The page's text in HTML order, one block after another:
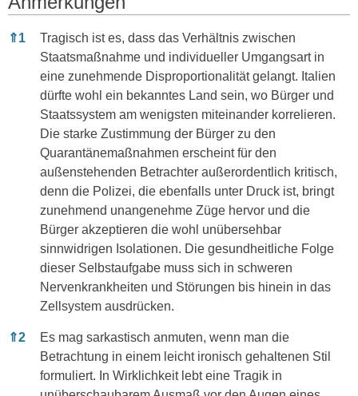
Anmerkungen
⇑1
Tragisch ist es, dass das Verhältnis zwischen
Staatsmaßnahme und individueller Umgangsart in
eine zunehmende Disproportionalität gelangt. Italien
dürfte wohl ein bekanntes Land sein, wo Bürger und
Staatssystem am wenigsten miteinander korrelieren.
Die starke Zustimmung der Bürger zu den
Quarantänemaßnahmen erscheint für den
außenstehenden Betrachter außerordentlich kritisch,
denn die Polizei, die ebenfalls unter Druck ist, bringt
zunehmend unangenehme Züge hervor und die
Bürger akzeptieren die wohl unübersehbar
sinnwidrigen Isolationen. Die gesundheitliche Folge
dieser Selbstaufgabe muss sich in schweren
Nervenkrankheiten und Störungen bis hinein in das
Zellsystem ausdrücken.
⇑2
Es mag sarkastisch anmuten, wenn man die
Betrachtung in einem leicht ironisch gehaltenen Stil
formuliert. In Wirklichkeit lebt eine Tragik in